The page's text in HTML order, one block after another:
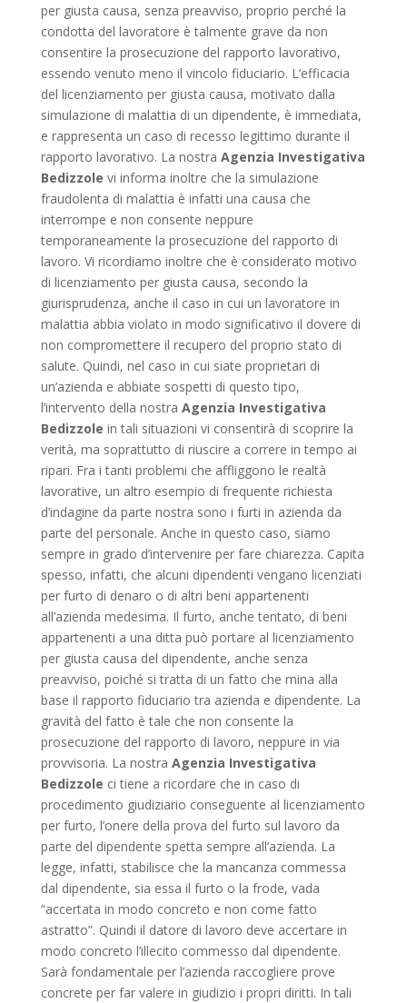
per giusta causa, senza preavviso, proprio perché la
condotta del lavoratore è talmente grave da non
consentire la prosecuzione del rapporto lavorativo,
essendo venuto meno il vincolo fiduciario. L’efficacia
del licenziamento per giusta causa, motivato dalla
simulazione di malattia di un dipendente, è immediata,
e rappresenta un caso di recesso legittimo durante il
rapporto lavorativo. La nostra Agenzia Investigativa
Bedizzole vi informa inoltre che la simulazione
fraudolenta di malattia è infatti una causa che
interrompe e non consente neppure
temporaneamente la prosecuzione del rapporto di
lavoro. Vi ricordiamo inoltre che è considerato motivo
di licenziamento per giusta causa, secondo la
giurisprudenza, anche il caso in cui un lavoratore in
malattia abbia violato in modo significativo il dovere di
non compromettere il recupero del proprio stato di
salute. Quindi, nel caso in cui siate proprietari di
un’azienda e abbiate sospetti di questo tipo,
l’intervento della nostra Agenzia Investigativa
Bedizzole in tali situazioni vi consentirà di scoprire la
verità, ma soprattutto di riuscire a correre in tempo ai
ripari. Fra i tanti problemi che affliggono le realtà
lavorative, un altro esempio di frequente richiesta
d’indagine da parte nostra sono i furti in azienda da
parte del personale. Anche in questo caso, siamo
sempre in grado d’intervenire per fare chiarezza. Capita
spesso, infatti, che alcuni dipendenti vengano licenziati
per furto di denaro o di altri beni appartenenti
all’azienda medesima. Il furto, anche tentato, di beni
appartenenti a una ditta può portare al licenziamento
per giusta causa del dipendente, anche senza
preavviso, poiché si tratta di un fatto che mina alla
base il rapporto fiduciario tra azienda e dipendente. La
gravità del fatto è tale che non consente la
prosecuzione del rapporto di lavoro, neppure in via
provvisoria. La nostra Agenzia Investigativa
Bedizzole ci tiene a ricordare che in caso di
procedimento giudiziario conseguente al licenziamento
per furto, l’onere della prova del furto sul lavoro da
parte del dipendente spetta sempre all’azienda. La
legge, infatti, stabilisce che la mancanza commessa
dal dipendente, sia essa il furto o la frode, vada
“accertata in modo concreto e non come fatto
astratto”. Quindi il datore di lavoro deve accertare in
modo concreto l’illecito commesso dal dipendente.
Sarà fondamentale per l’azienda raccogliere prove
concrete per far valere in giudizio i propri diritti. In tali